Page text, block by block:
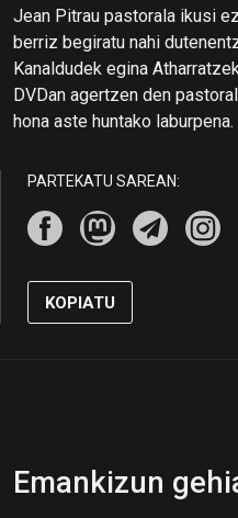
Jean Pitrau pastorala ikusi
berriz begiratu nahi
Kanaldudek egina
DVDan agertzen den
hona aste huntako laburpena.
PARTEKATU SAREAN:
KOPIATU
Emankizun